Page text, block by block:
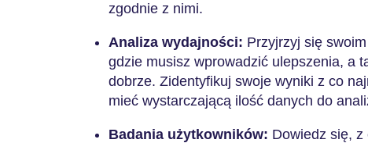
zgodnie z nimi.
Analiza wydajności: Przyjrzyj się
gdzie musisz wprowadzić ulepszenia, a
dobrze. Zidentyfikuj swoje wyniki z co
mieć wystarczającą ilość danych do
Badania użytkowników: Dowiedz się,